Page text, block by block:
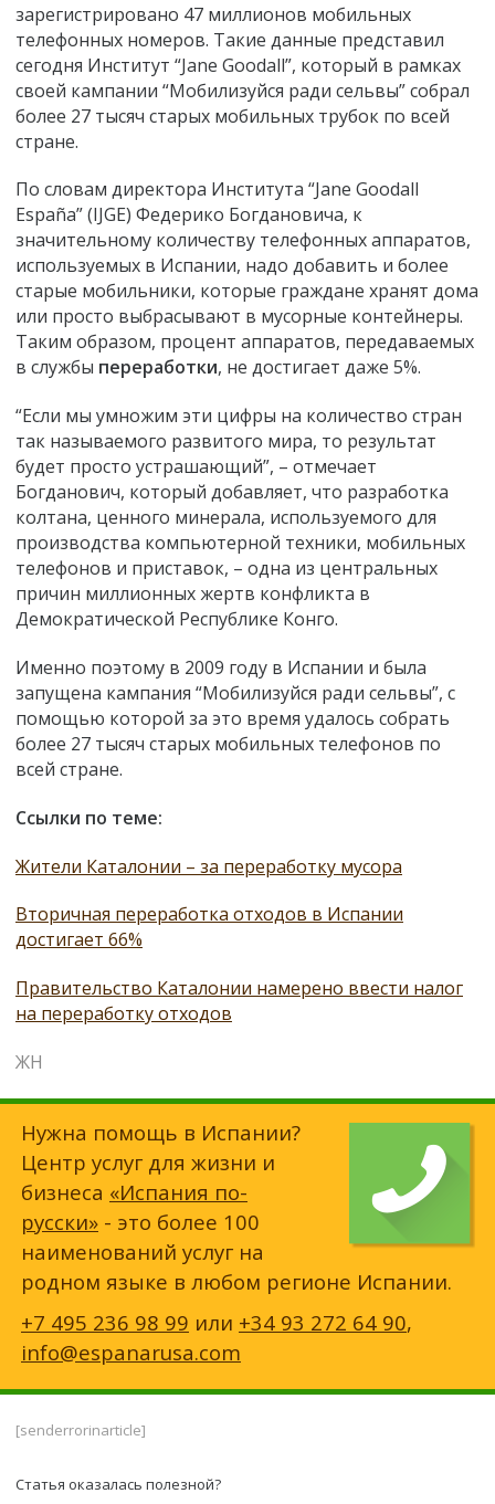
зарегистрировано 47 миллионов мобильных
телефонных номеров. Такие данные представил
сегодня Институт “Jane Goodall”, который в рамках
своей кампании “Мобилизуйся ради сельвы” собрал
более 27 тысяч старых мобильных трубок по всей
стране.
По словам директора Института “Jane Goodall
España” (IJGE) Федерико Богдановича, к
значительному количеству телефонных аппаратов,
используемых в Испании, надо добавить и более
старые мобильники, которые граждане хранят дома
или просто выбрасывают в мусорные контейнеры.
Таким образом, процент аппаратов, передаваемых
в службы переработки, не достигает даже 5%.
“Если мы умножим эти цифры на количество стран
так называемого развитого мира, то результат
будет просто устрашающий”, – отмечает
Богданович, который добавляет, что разработка
колтана, ценного минерала, используемого для
производства компьютерной техники, мобильных
телефонов и приставок, – одна из центральных
причин миллионных жертв конфликта в
Демократической Республике Конго.
Именно поэтому в 2009 году в Испании и была
запущена кампания “Мобилизуйся ради сельвы”, с
помощью которой за это время удалось собрать
более 27 тысяч старых мобильных телефонов по
всей стране.
Ссылки по теме:
Жители Каталонии – за переработку мусора
Вторичная переработка отходов в Испании
достигает 66%
Правительство Каталонии намерено ввести налог
на переработку отходов
ЖН
Нужна помощь в Испании?
Центр услуг для жизни и
бизнеса «Испания по-
русски» - это более 100
наименований услуг на
родном языке в любом регионе Испании.
+7 495 236 98 99 или +34 93 272 64 90,
info@espanarusa.com
[senderrorinarticle]
Статья оказалась полезной?